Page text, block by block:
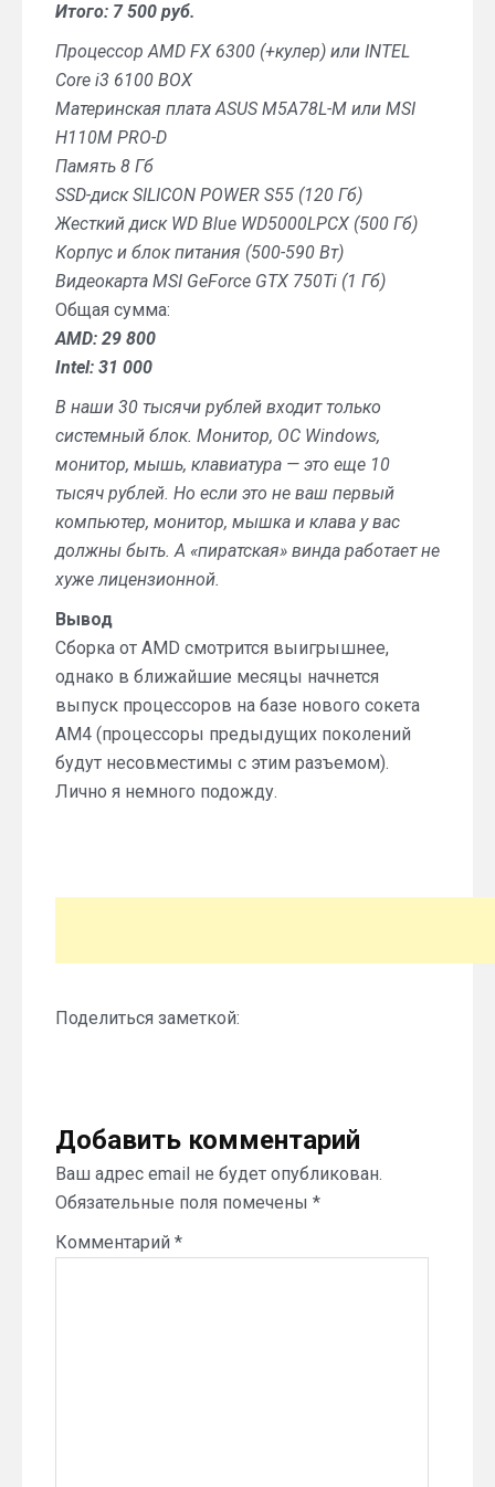
Итого: 7 500 руб.
Процессор AMD FX 6300 (+кулер) или INTEL
Core i3 6100 BOX
Материнская плата ASUS M5A78L-M или MSI
H110M PRO-D
Память 8 Гб
SSD-диск SILICON POWER S55 (120 Гб)
Жесткий диск WD Blue WD5000LPCX (500 Гб)
Корпус и блок питания (500-590 Вт)
Видеокарта MSI GeForce GTX 750Ti (1 Гб)
Общая сумма:
AMD: 29 800
Intel: 31 000
В наши 30 тысячи рублей входит только
системный блок. Монитор, ОС Windows,
монитор, мышь, клавиатура — это еще 10
тысяч рублей. Но если это не ваш первый
компьютер, монитор, мышка и клава у вас
должны быть. А «пиратская» винда работает не
хуже лицензионной.
Вывод
Сборка от AMD смотрится выигрышнее,
однако в ближайшие месяцы начнется
выпуск процессоров на базе нового сокета
AM4 (процессоры предыдущих поколений
будут несовместимы с этим разъемом).
Лично я немного подожду.
Поделиться заметкой:
Добавить комментарий
Ваш адрес email не будет опубликован.
Обязательные поля помечены *
Комментарий *